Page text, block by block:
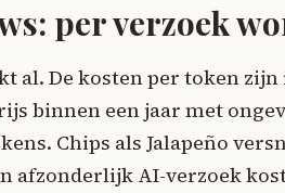
per verzoek
al. De kosten per token
binnen een jaar met
Chips als Jalapeño
afzonderlijk AI-verzoek